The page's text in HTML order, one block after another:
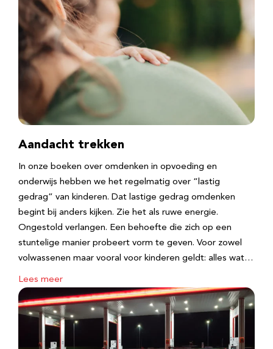
Aandacht trekken
In onze boeken over omdenken in opvoeding en
onderwijs hebben we het regelmatig over “lastig
gedrag” van kinderen. Dat lastige gedrag omdenken
begint bij anders kijken. Zie het als ruwe energie.
Ongestold verlangen. Een behoefte die zich op een
stuntelige manier probeert vorm te geven. Voor zowel
volwassenen maar vooral voor kinderen geldt: alles wat…
Lees meer